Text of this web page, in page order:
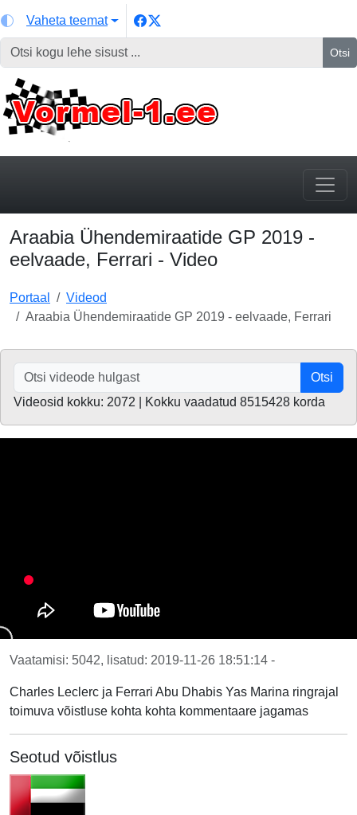
Vaheta teemat
Otsi
Araabia Ühendemiraatide GP 2019 -
eelvaade, Ferrari - Video
Portaal
Videod
Araabia Ühendemiraatide GP 2019 - eelvaade, Ferrari
Otsi
Videosid kokku: 2072 | Kokku vaadatud 8515428 korda
Vaatamisi: 5042, lisatud: 2019-11-26 18:51:14 -
Charles Leclerc ja Ferrari Abu Dhabis Yas Marina ringrajal
toimuva võistluse kohta kohta kommentaare jagamas
Seotud võistlus